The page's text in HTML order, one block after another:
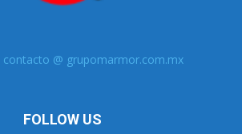
contacto @ grupomarmor.com.mx
FOLLOW US